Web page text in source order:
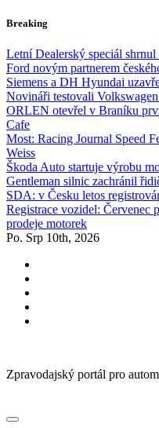
Skip
content
Breaking
Letní Dealerský speciál
Ford novým partnerem
Siemens a DH Hyundai
Novináři testovali
ORLEN otevřel v Braníku
Cafe
Most: Racing Journal Speed
Weiss
Škoda Auto startuje výrobu
Gentleman silnic zachránil
SDA: v Česku letos
Registrace vozidel: Červenec
prodeje motorek
Po. Srp 10th, 2026
Zpravodajský portál pro